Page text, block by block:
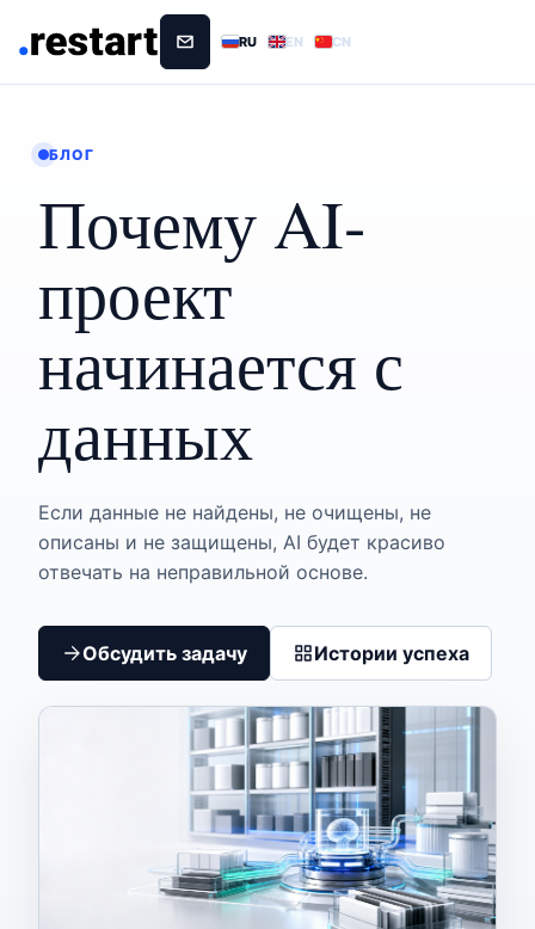
RU EN CN
БЛОГ
Почему AI-
проект
начинается с
данных
Если данные не найдены, не очищены, не
описаны и не защищены, AI будет красиво
отвечать на неправильной основе.
Обсудить задачу Истории успеха